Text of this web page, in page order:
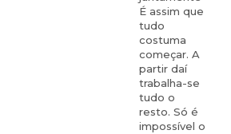
É assim que
tudo
costuma
começar. A
partir daí
trabalha-se
tudo o
resto. Só é
impossível o